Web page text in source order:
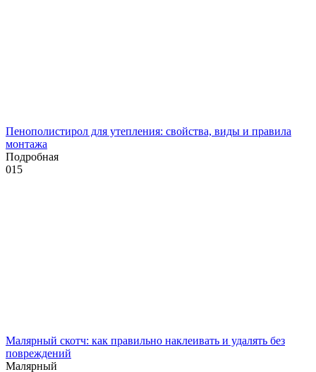
Пенополистирол для утепления: свойства, виды и правила
монтажа
Подробная
015
Малярный скотч: как правильно наклеивать и удалять без
повреждений
Малярный